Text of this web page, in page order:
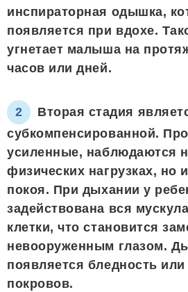
инспираторная одышка,
появляется при вдохе.
угнетает малыша на
часов или дней.
Вторая стадия
субкомпенсированной.
усиленные, наблюдаются
физических нагрузках, но
покоя. При дыхании у
задействована вся
клетки, что становится
невооруженным глазом.
появляется бледность
покровов.